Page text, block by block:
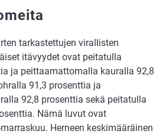
tarkastettujen virallisten
itävyydet ovat peitatulla
ja peittaamattomalla kauralla 92,8
91,3 prosenttia ja
92,8 prosenttia sekä peitatulla
Nämä luvut ovat
Herneen keskimääräinen